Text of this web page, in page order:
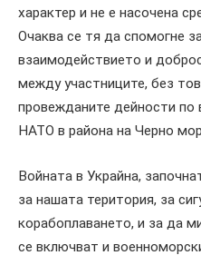
характер и не е насочена
Очаква се тя да спомогне
взаимодействието и
между участниците, без
провежданите дейности по
НАТО в района на Черно
Войната в Украйна,
за нашата територия, за
корабоплаването, и за да
се включват и